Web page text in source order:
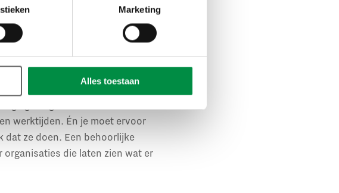
Marketing
Alles toestaan
het ontwikkelvermogen van
werkt samen met één
sectoren, en als
werktijden. Én je moet ervoor
dat ze doen. Een behoorlijke
organisaties die laten zien wat er